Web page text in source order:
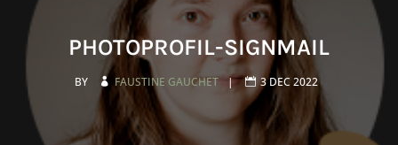
PHOTOPROFIL-SIGNMAIL
BY FAUSTINE GAUCHET | 3 DEC 2022